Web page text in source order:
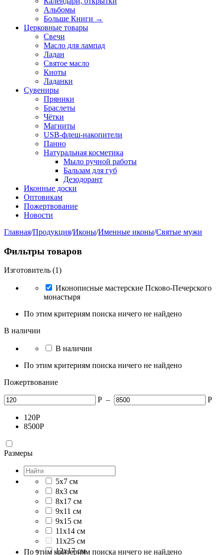
Альбомы
Больше Книги →
Церковные товары
Свечи
Масло для лампад
Ладан
Святое масло
Киоты
Ладанки
Сувениры
Пряники
Браслеты
Чётки
Магниты
USB-флеш-накопители
Панно
Натуральная косметика
Мыло ручной работы
Бальзам для губ
Дезодорант
Иконные доски
Оптовикам
Пожертвование
Новости
Главная/Продукция/Иконы/Именные иконы/Святые мужи
Фильтры товаров
Изготовитель (1)
Иконописные мастерские Псково-Печерского
монастыря
По этим критериям поиска ничего не найдено
В наличии
В наличии
По этим критериям поиска ничего не найдено
Пожертвование
Р – Р
120Р
8500Р
Размеры
5x7 см
8х3 см
8x17 см
9х11 см
9х15 см
11х14 см
11x25 см
12х17 см
По этим критериям поиска ничего не найдено